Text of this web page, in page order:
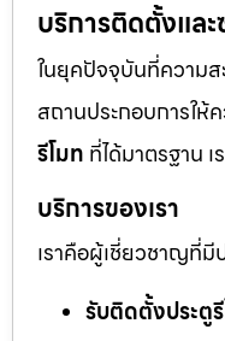
บริการติดตั้งแล
ในยุคปัจจุบันที่ความส
สถานประกอบการใ
รีโมท ที่ได้มาตรฐาน
บริการของเรา
เราคือผู้เชี่ยวชาญที่
รับติดตั้งประตู